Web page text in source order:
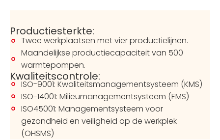
Productiesterkte:
Twee werkplaatsen met vier productielijnen.
Maandelijkse productiecapaciteit van 500
warmtepompen.
Kwaliteitscontrole:
ISO-9001: Kwaliteitsmanagementsysteem (KMS)
ISO-14001: Milieumanagementsysteem (EMS)
ISO45001: Managementsysteem voor
gezondheid en veiligheid op de werkplek
(OHSMS)